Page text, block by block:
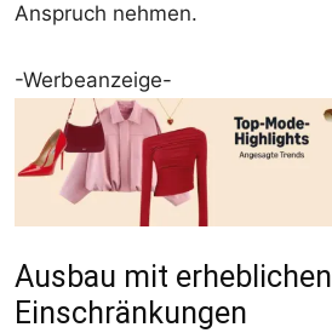
Anspruch nehmen.
-Werbeanzeige-
Ausbau mit erheblichen
Einschränkungen